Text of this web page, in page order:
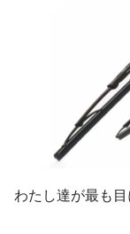
わたし達が最も